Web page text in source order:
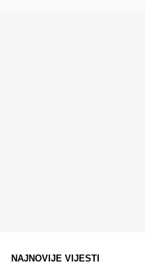
NAJNOVIJE VIJESTI